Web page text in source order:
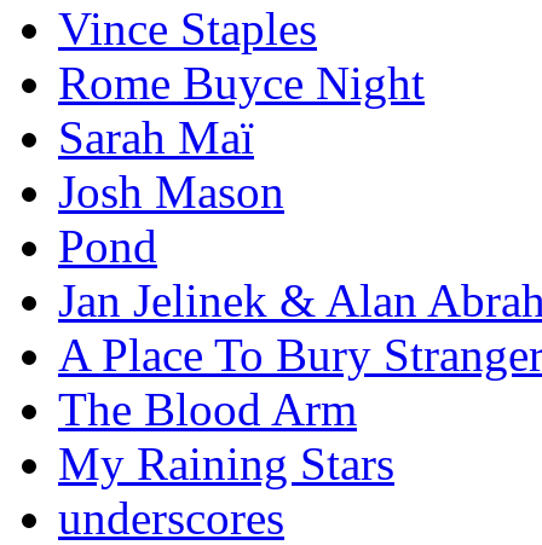
Vince Staples
Rome Buyce Night
Sarah Maï
Josh Mason
Pond
Jan Jelinek & Alan
A Place To Bury
The Blood Arm
My Raining Stars
underscores